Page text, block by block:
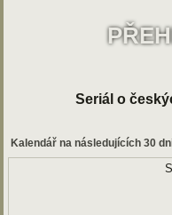
Seriál o
Kalendář na následujících 30